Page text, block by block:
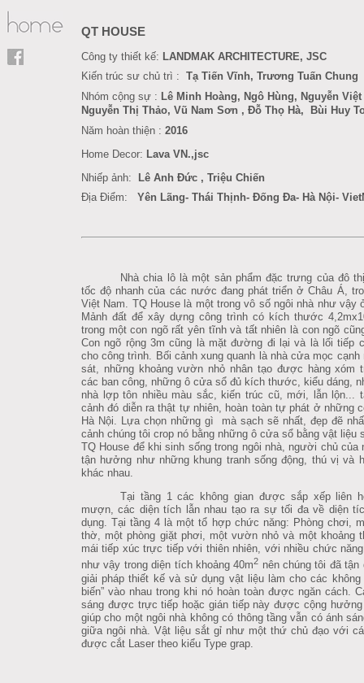
QT HOUSE
Công ty thiết kế: LANDMAK ARCHITECTURE, JSC
Kiến trúc sư chủ trì : Tạ Tiến Vĩnh, Trương Tuấn Chung
Nhóm cộng sự : Lê Minh Hoàng, Ngô Hùng, Nguyễn
Nguyễn Thị Thảo, Vũ Nam Sơn , Đỗ Thọ Hà,
Bùi Huy
Năm hoàn thiện : 2016
Home Decor: Lava VN.,jsc
Nhiếp ảnh:
Lê Anh Đức , Triệu Chiến
Địa Điểm: Yên Lãng- Thái Thịnh- Đống Đa- Hà Nội-
Nhà chia lô là một sản phẩm đặc trưng của đô
tốc độ nhanh của các nước đang phát triển ở Châu Á,
Việt Nam. TQ House là một trong vô số ngôi nhà như vậy
Mảnh đất để xây dựng công trình có kích thước
trong một con ngõ rất yên tĩnh và tất nhiên là con ngõ
Con ngõ rộng 3m cũng là mặt đường đi lại và là lối tiếp
cho công trình. Bối cảnh xung quanh là nhà cửa mọc cạnh
sát, những khoảng vườn nhỏ nhân tạo được hàng xóm
các ban công, những ô cửa sổ đủ kích thước, kiểu dáng,
nhà lợp tôn nhiều màu sắc, kiến trúc cũ, mới, lẫn lộn...
cảnh đó diễn ra thật tự nhiên, hoàn toàn tự phát ở những
Hà Nội. Lựa chọn những gì mà sạch sẽ nhất, đẹp đẽ
cảnh chúng tôi crop nó bằng những ô cửa sổ bằng vật liệu
TQ House để khi sinh sống trong ngôi nhà, người chủ của
tận hưởng như những khung tranh sống động, thú vị và
khác nhau.
Tại tầng 1 các không gian được sắp xếp liên
mượn, các diện tích lẫn nhau tạo ra sự tối đa về diện
dụng. Tại tầng 4 là một tổ hợp chức năng: Phòng chơi,
thờ, một phòng giặt phơi, một vườn nhỏ và một khoảng
mái tiếp xúc trực tiếp với thiên nhiên, với nhiều chức
như vậy trong diện tích khoảng 40m2 nên chúng tôi đã tận
giải pháp thiết kế và sử dụng vật liệu làm cho các không
biến” vào nhau trong khi nó hoàn toàn được ngăn cách.
sáng được trực tiếp hoặc gián tiếp này được cộng hưởng
giúp cho một ngôi nhà không có thông tầng vẫn có ánh
giữa ngôi nhà. Vật liệu sắt gỉ như một thứ chủ đạo với
được cắt Laser theo kiểu Type grap.